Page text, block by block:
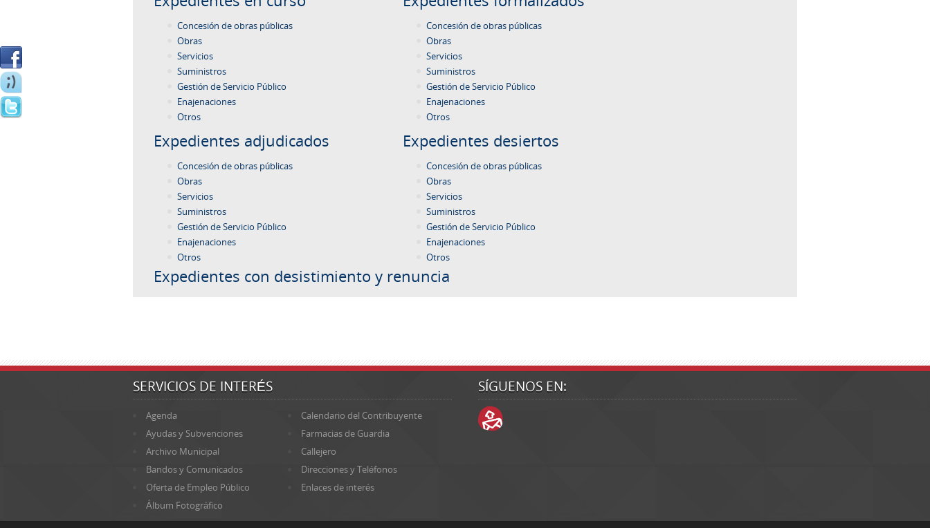
Concesión de obras públicas
Obras
Servicios
Suministros
Gestión de Servicio Público
Enajenaciones
Otros
Concesión de obras públicas
Obras
Servicios
Suministros
Gestión de Servicio Público
Enajenaciones
Otros
Expedientes adjudicados
Concesión de obras públicas
Obras
Servicios
Suministros
Gestión de Servicio Público
Enajenaciones
Otros
Expedientes desiertos
Concesión de obras públicas
Obras
Servicios
Suministros
Gestión de Servicio Público
Enajenaciones
Otros
Expedientes con desistimiento y renuncia
SERVICIOS DE INTERÉS
Agenda
Calendario del Contribuyente
Ayudas y Subvenciones
Farmacias de Guardia
Archivo Municipal
Callejero
Bandos y Comunicados
Direcciones y Teléfonos
Oferta de Empleo Público
Enlaces de interés
Álbum Fotográfico
SÍGUENOS EN: